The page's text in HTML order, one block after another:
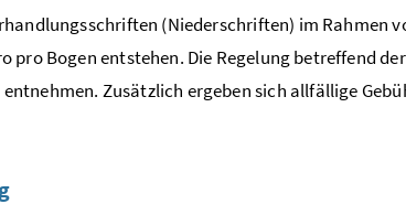
(Niederschriften) im Rahmen
pro Bogen entstehen. Die Regelung betreffend
Zusätzlich ergeben sich allfällige